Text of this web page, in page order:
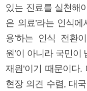
있는 진료를 실천해
은 의료’라는 인식
용’하는 인식 전환
원’이 아니라 국민이
재원’이기 때문이다
현장 의견 수렴, 대